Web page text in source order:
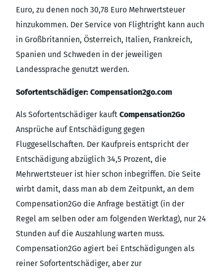
Euro, zu denen noch 30,78 Euro Mehrwertsteuer
hinzukommen. Der Service von Flightright kann auch
in Großbritannien, Österreich, Italien, Frankreich,
Spanien und Schweden in der jeweiligen
Landessprache genutzt werden.
Sofortentschädiger: Compensation2go.com
Als Sofortentschädiger kauft Compensation2Go
Ansprüche auf Entschädigung gegen
Fluggesellschaften. Der Kaufpreis entspricht der
Entschädigung abzüglich 34,5 Prozent, die
Mehrwertsteuer ist hier schon inbegriffen. Die Seite
wirbt damit, dass man ab dem Zeitpunkt, an dem
Compensation2Go die Anfrage bestätigt (in der
Regel am selben oder am folgenden Werktag), nur 24
Stunden auf die Auszahlung warten muss.
Compensation2Go agiert bei Entschädigungen als
reiner Sofortentschädiger, aber zur